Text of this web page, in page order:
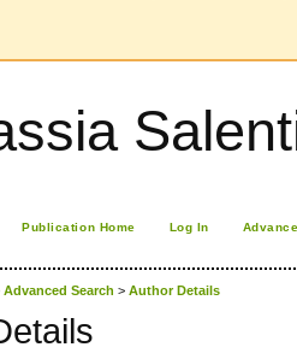
Publication Home Log In
Advanced Search > Author Details